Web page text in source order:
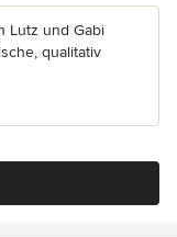
Lutz und Gabi
qualitativ